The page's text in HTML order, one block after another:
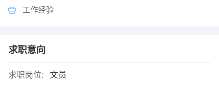
工作经验
求职意向
求职岗位:
文员